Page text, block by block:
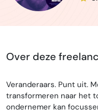
Over deze
Veranderaars. Punt uit.
transformeren naar het
ondernemer kan